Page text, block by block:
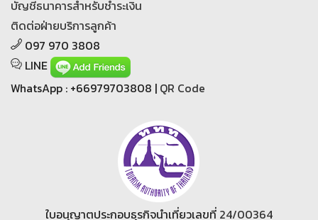
บัญชีธนาคารสำหรับชำระเงิน
ติดต่อฝ่ายบริการลูกค้า
097 970 3808
LINE
WhatsApp : +66979703808 | QR Code
ใบอนุญาตประกอบธุรกิจนำเที่ยวเลขที่ 24/00364